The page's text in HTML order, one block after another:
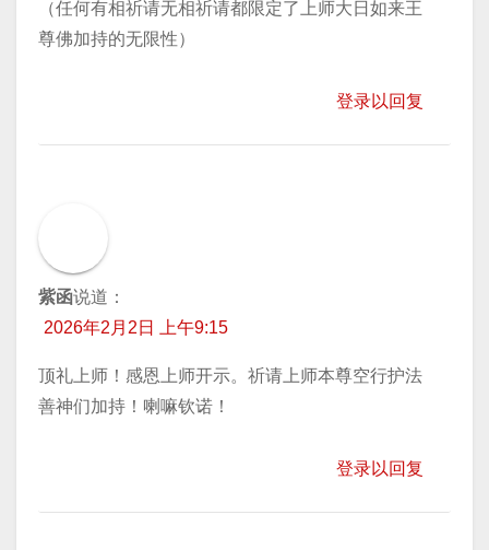
（任何有相祈请无相祈请都限定了上师大日如来王
尊佛加持的无限性）
登录以回复
紫函说道：
2026年2月2日 上午9:15
顶礼上师！感恩上师开示。祈请上师本尊空行护法
善神们加持！喇嘛钦诺！
登录以回复